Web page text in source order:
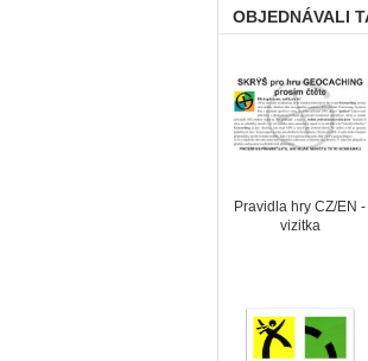
OBJEDNÁVALI
Pravidla hry CZ/EN -
vizitka